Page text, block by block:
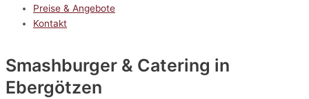
Preise & Angebote
Kontakt
Smashburger & Catering in
Ebergötzen